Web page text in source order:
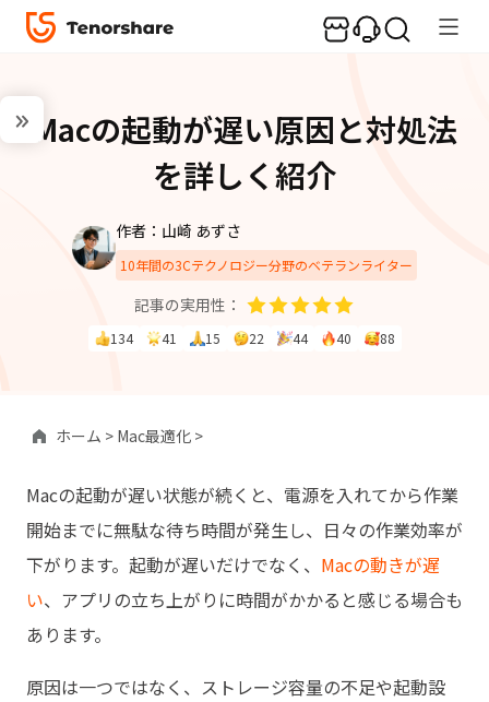
Macの起動が遅い原因と対処法
を詳しく紹介
作者：山崎 あずさ
10年間の3Cテクノロジー分野のベテランライター
記事の実用性：
134 41 15 22 44 40 88
ホーム > Mac最適化 >
Macの起動が遅い状態が続くと、電源を入れてから作業
開始までに無駄な待ち時間が発生し、日々の作業効率が
下がります。起動が遅いだけでなく、 Macの動きが遅
い、アプリの立ち上がりに時間がかかると感じる場合も
あります。
原因は一つではなく、ストレージ容量の不足や起動設